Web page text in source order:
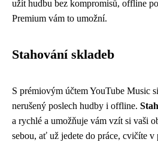
užít hudbu bez kompromisů, offline
Premium vám to umožní.
Stahování skladeb
S prémiovým účtem YouTube Music
nerušený poslech hudby i offline.
a rychlé a umožňuje vám vzít si vaši
sebou, ať už jedete do práce, cvičíte